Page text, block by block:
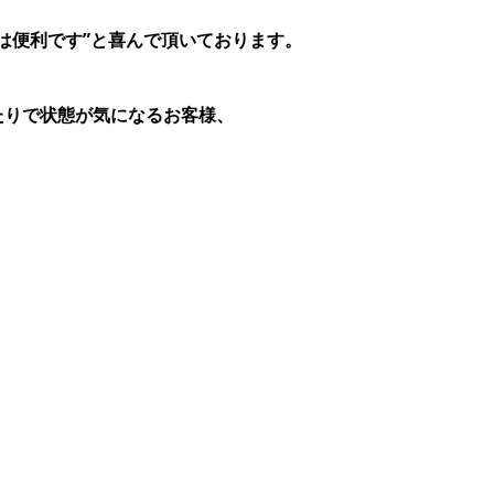
利です”と喜んで頂いております。
で状態が気になるお客様、